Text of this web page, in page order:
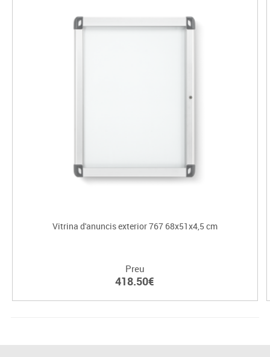
Vitrina d'anuncis exterior 767 68x51x4,5 cm
Preu
418.50€